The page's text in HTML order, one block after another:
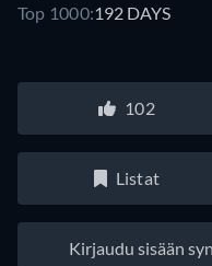
Top 1000:192 DAYS
102
Listat
Kirjaudu sisään